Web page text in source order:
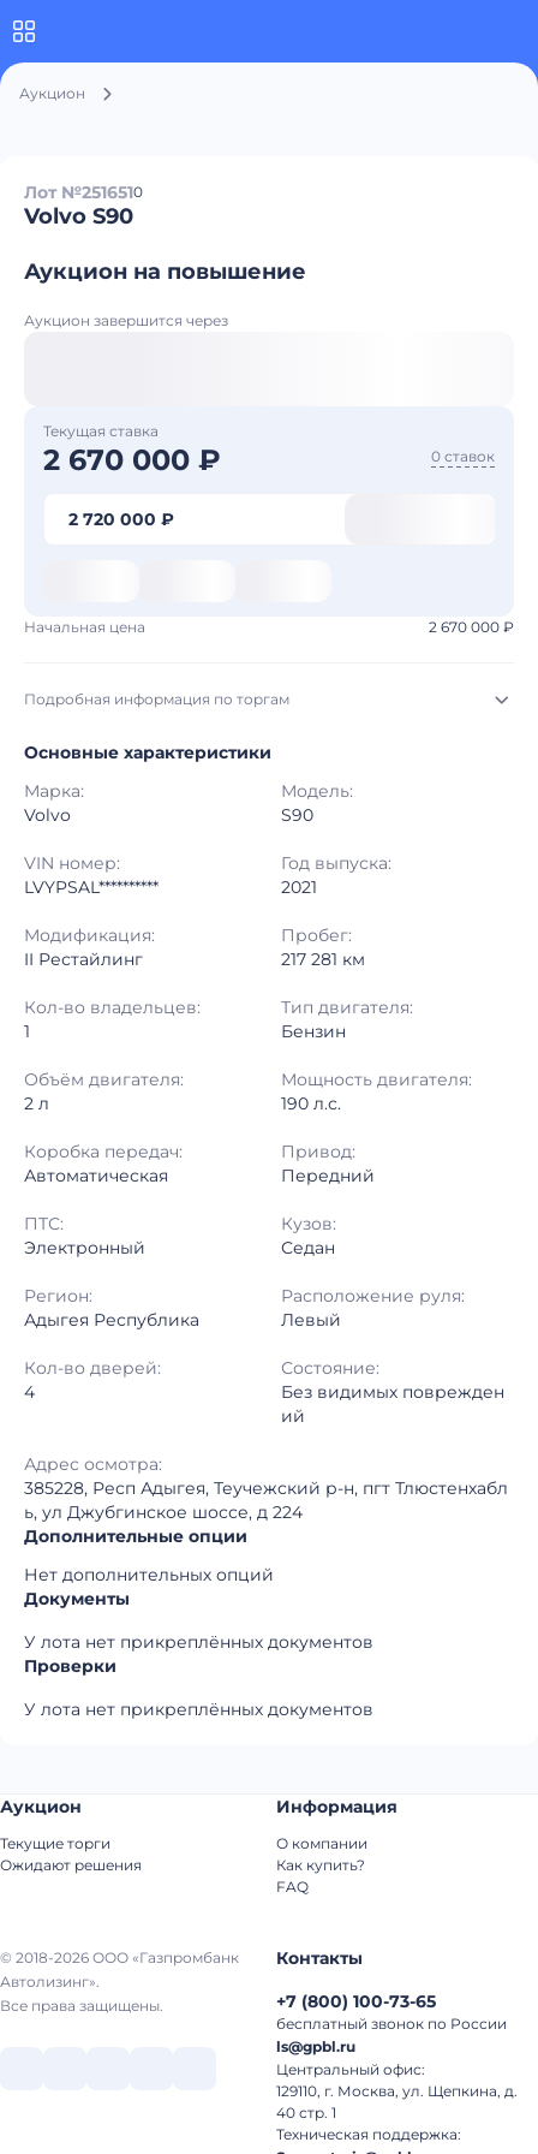
Аукцион
Лот №2516510
Volvo S90
Аукцион на повышение
Аукцион завершится через
Текущая ставка
2 670 000 ₽ 0 ставок
2 720 000 ₽
Начальная цена 2 670 000 ₽
Подробная информация по торгам
Начало торгов: 07.08.2026, 10:20 МСК
Конец торгов: 14.08.2026, 10:20 МСК
Тип аукциона: Открытые торги
Шаг торгов: 50 000 ₽
Кол-во ставок:
Основные характеристики
Марка:
Volvo
Модель:
S90
VIN номер:
LVYPSAL**********
Год выпуска:
2021
Модификация:
II Рестайлинг
Пробег:
217 281 км
Кол-во владельцев:
1
Тип двигателя:
Бензин
Объём двигателя:
2 л
Мощность двигателя:
190 л.с.
Коробка передач:
Автоматическая
Привод:
Передний
ПТС:
Электронный
Кузов:
Седан
Регион:
Адыгея Республика
Расположение руля:
Левый
Кол-во дверей:
4
Состояние:
Без видимых поврежден
ий
Адрес осмотра:
385228, Респ Адыгея, Теучежский р-н, пгт Тлюстенхабл
ь, ул Джубгинское шоссе, д 224
Дополнительные опции
Нет дополнительных опций
Документы
У лота нет прикреплённых документов
Проверки
У лота нет прикреплённых документов
© 2018-2026 ООО «Газпромбанк
Автолизинг».
Все права защищены.
Аукцион
Текущие торги
Ожидают решения
Информация
О компании
Как купить?
FAQ
Контакты
+7 (800) 100-73-65
бесплатный звонок по России
ls@gpbl.ru
Центральный офис:
129110, г. Москва, ул. Щепкина, д.
40 стр. 1
Техническая поддержка: